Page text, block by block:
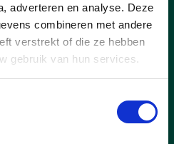
adverteren en analyse. Deze
combineren met andere
verstrekt of die ze hebben
gebruik van hun services.
2026: op